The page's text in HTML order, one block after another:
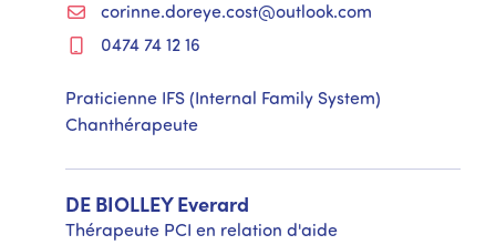
corinne.doreye.cost@outlook.com
0474 74 12 16
Praticienne IFS (Internal Family System)
Chanthérapeute
DE BIOLLEYEverard
Thérapeute PCI en relation d'aide